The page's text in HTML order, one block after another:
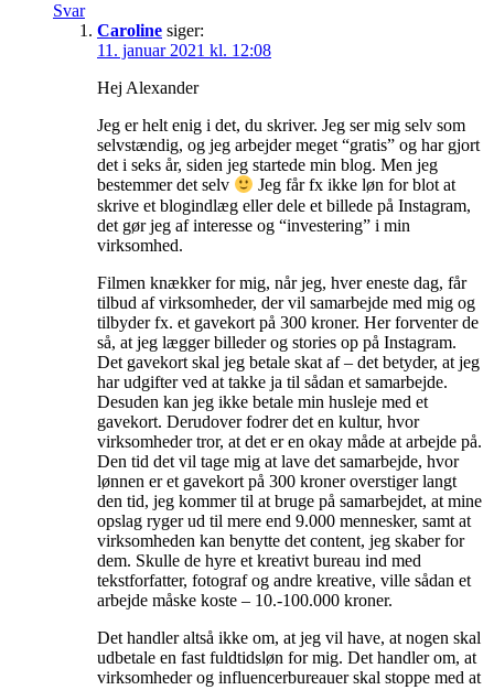
Svar
Caroline siger:
11. januar 2021 kl. 12:08
Hej Alexander
Jeg er helt enig i det, du skriver. Jeg ser mig selv som
selvstændig, og jeg arbejder meget “gratis” og har gjort
det i seks år, siden jeg startede min blog. Men jeg
bestemmer det selv
Jeg får fx ikke løn for blot at
skrive et blogindlæg eller dele et billede på Instagram,
det gør jeg af interesse og “investering” i min
virksomhed.
Filmen knækker for mig, når jeg, hver eneste dag, får
tilbud af virksomheder, der vil samarbejde med mig og
tilbyder fx. et gavekort på 300 kroner. Her forventer de
så, at jeg lægger billeder og stories op på Instagram.
Det gavekort skal jeg betale skat af – det betyder, at jeg
har udgifter ved at takke ja til sådan et samarbejde.
Desuden kan jeg ikke betale min husleje med et
gavekort. Derudover fodrer det en kultur, hvor
virksomheder tror, at det er en okay måde at arbejde på.
Den tid det vil tage mig at lave det samarbejde, hvor
lønnen er et gavekort på 300 kroner overstiger langt
den tid, jeg kommer til at bruge på samarbejdet, at mine
opslag ryger ud til mere end 9.000 mennesker, samt at
virksomheden kan benytte det content, jeg skaber for
dem. Skulle de hyre et kreativt bureau ind med
tekstforfatter, fotograf og andre kreative, ville sådan et
arbejde måske koste – 10.-100.000 kroner.
Det handler altså ikke om, at jeg vil have, at nogen skal
udbetale en fast fuldtidsløn for mig. Det handler om, at
virksomheder og influencerbureauer skal stoppe med at